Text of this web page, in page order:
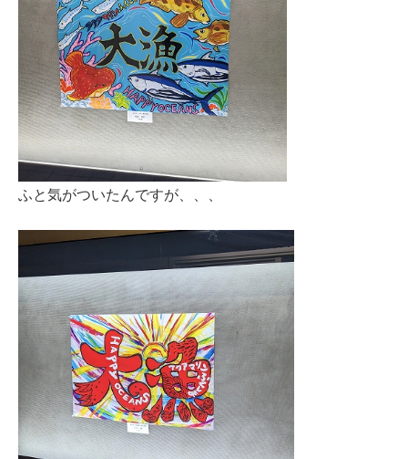
ふと気がついたんですが、、、